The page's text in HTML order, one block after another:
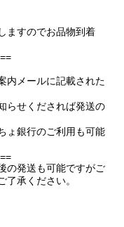
すのでお品物到着
メールに記載された
せくだされば発送の
銀行のご利用も可能
の発送も可能ですがご
了承ください。